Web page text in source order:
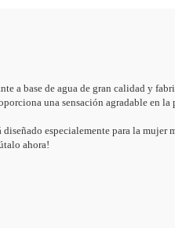
a base de agua de gran calidad y
una sensación agradable en
diseñado especialemente para la
ahora!